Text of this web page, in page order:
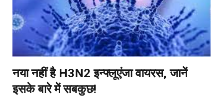
नया नहीं है H3N2 इन्फ्लूएंजा वायरस, जानें
इसके बारे में सबकुछ!